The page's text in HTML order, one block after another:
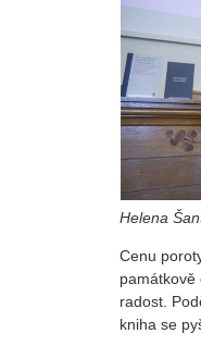
Helena
Cenu
památkově
radost.
kniha se